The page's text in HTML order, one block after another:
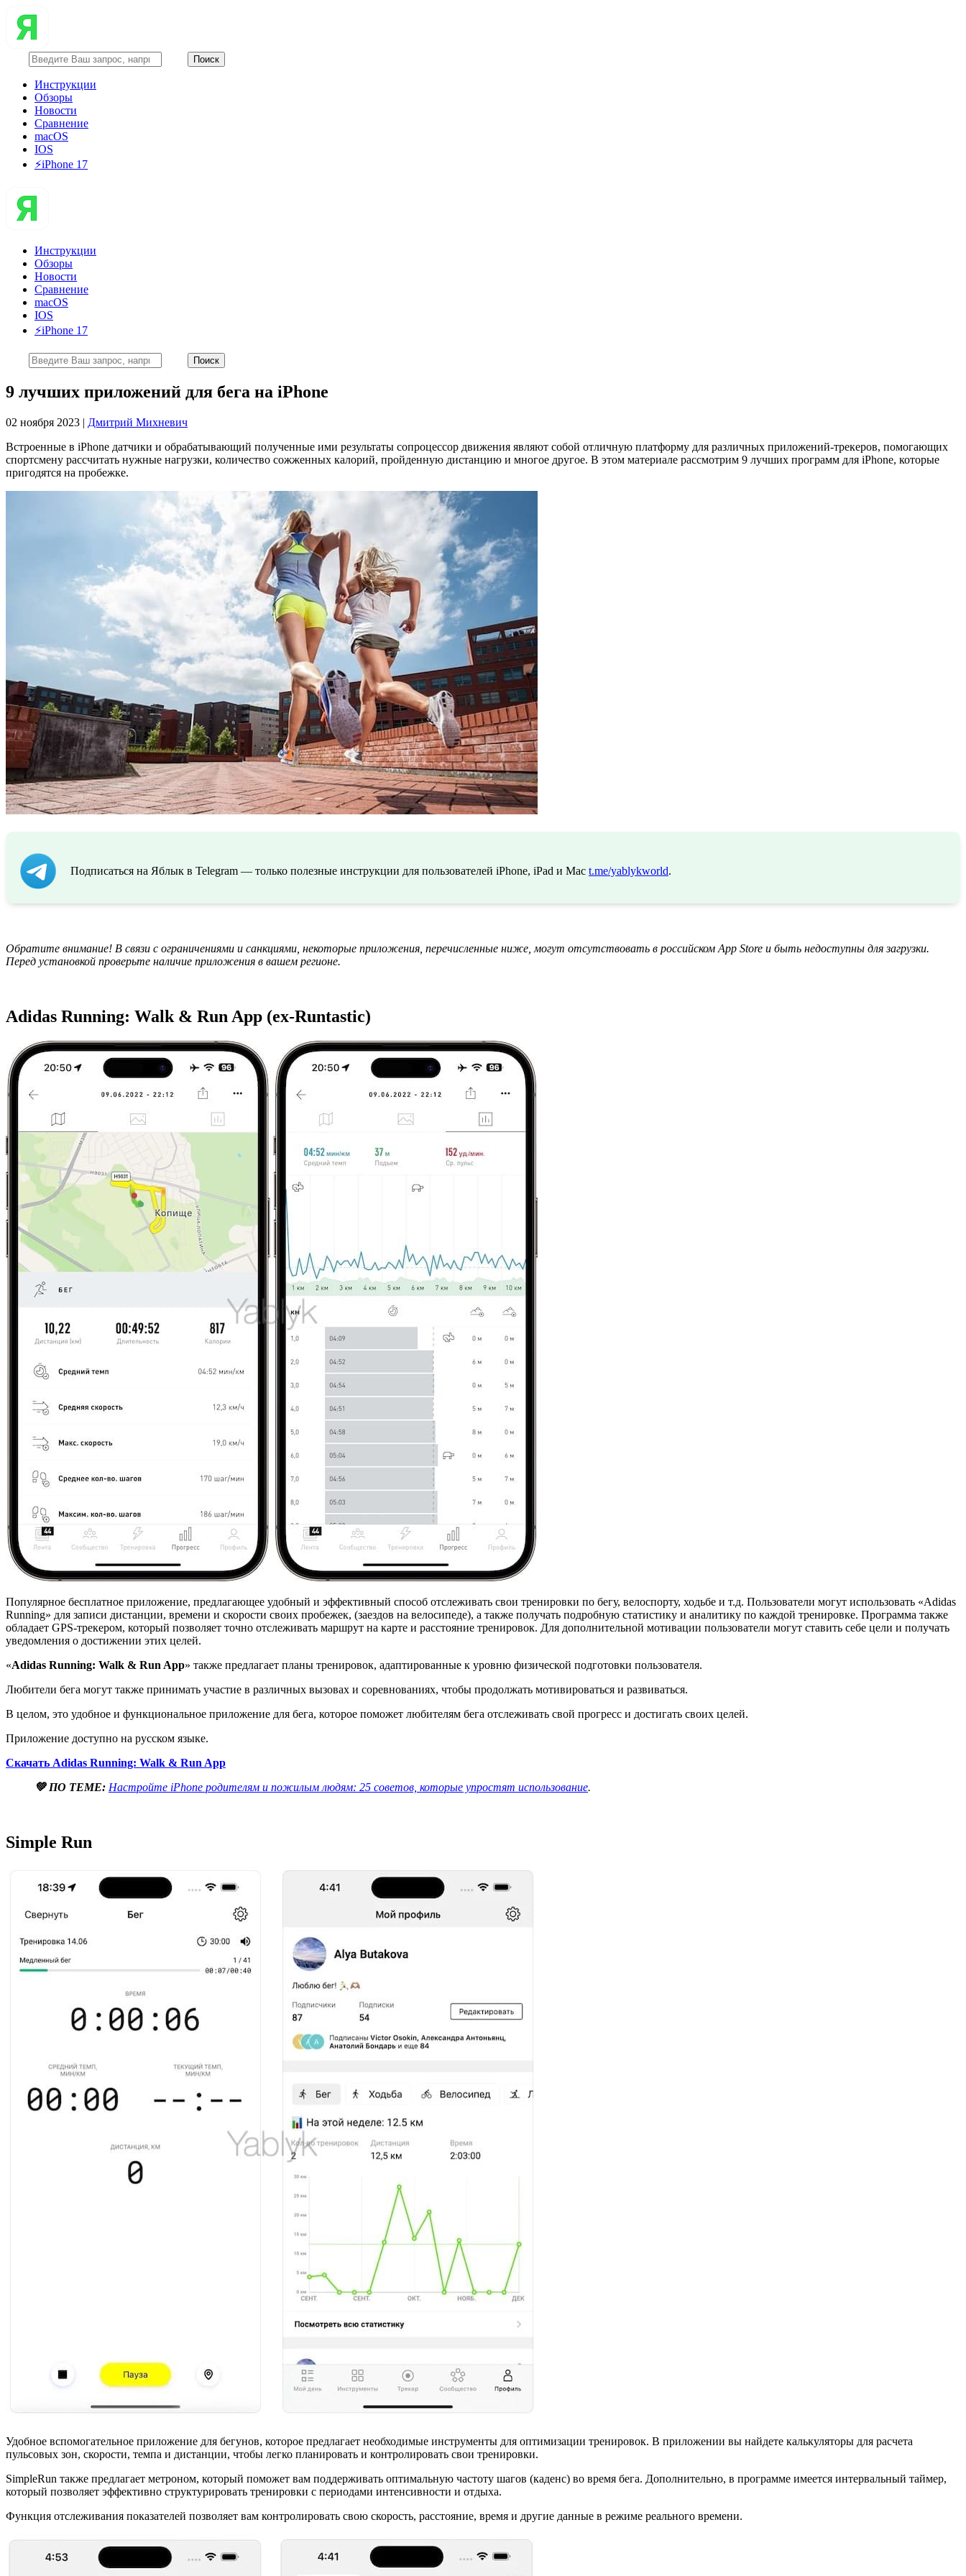
Инструкции
Обзоры
Новости
Сравнение
macOS
IOS
⚡️iPhone 17
Инструкции
Обзоры
Новости
Сравнение
macOS
IOS
⚡️iPhone 17
9 лучших приложений для бега на iPhone
02 ноября 2023 | Дмитрий Михневич
Встроенные в iPhone датчики и обрабатывающий полученные ими результаты сопроцессор движения являют собой отличную платформу для различных приложений-трекеров, помогающих
спортсмену рассчитать нужные нагрузки, количество сожженных калорий, пройденную дистанцию и многое другое. В этом материале рассмотрим 9 лучших программ для iPhone, которые
пригодятся на пробежке.
Подписаться на Яблык в Telegram — только полезные инструкции для пользователей iPhone, iPad и Mac t.me/yablykworld.
Обратите внимание! В связи с ограничениями и санкциями, некоторые приложения, перечисленные ниже, могут отсутствовать в российском App Store и быть недоступны для загрузки.
Перед установкой проверьте наличие приложения в вашем регионе.
Adidas Running: Walk & Run App (ex-Runtastic)
Популярное бесплатное приложение, предлагающее удобный и эффективный способ отслеживать свои тренировки по бегу, велоспорту, ходьбе и т.д. Пользователи могут использовать «Adidas
Running» для записи дистанции, времени и скорости своих пробежек, (заездов на велосипеде), а также получать подробную статистику и аналитику по каждой тренировке. Программа также
обладает GPS-трекером, который позволяет точно отслеживать маршрут на карте и расстояние тренировок. Для дополнительной мотивации пользователи могут ставить себе цели и получать
уведомления о достижении этих целей.
«Adidas Running: Walk & Run App» также предлагает планы тренировок, адаптированные к уровню физической подготовки пользователя.
Любители бега могут также принимать участие в различных вызовах и соревнованиях, чтобы продолжать мотивироваться и развиваться.
В целом, это удобное и функциональное приложение для бега, которое поможет любителям бега отслеживать свой прогресс и достигать своих целей.
Приложение доступно на русском языке.
Скачать Adidas Running: Walk & Run App
💚 ПО ТЕМЕ: Настройте iPhone родителям и пожилым людям: 25 советов, которые упростят использование.
Simple Run
Удобное вспомогательное приложение для бегунов, которое предлагает необходимые инструменты для оптимизации тренировок. В приложении вы найдете калькуляторы для расчета
пульсовых зон, скорости, темпа и дистанции, чтобы легко планировать и контролировать свои тренировки.
SimpleRun также предлагает метроном, который поможет вам поддерживать оптимальную частоту шагов (каденс) во время бега. Дополнительно, в программе имеется интервальный таймер,
который позволяет эффективно структурировать тренировки с периодами интенсивности и отдыха.
Функция отслеживания показателей позволяет вам контролировать свою скорость, расстояние, время и другие данные в режиме реального времени.